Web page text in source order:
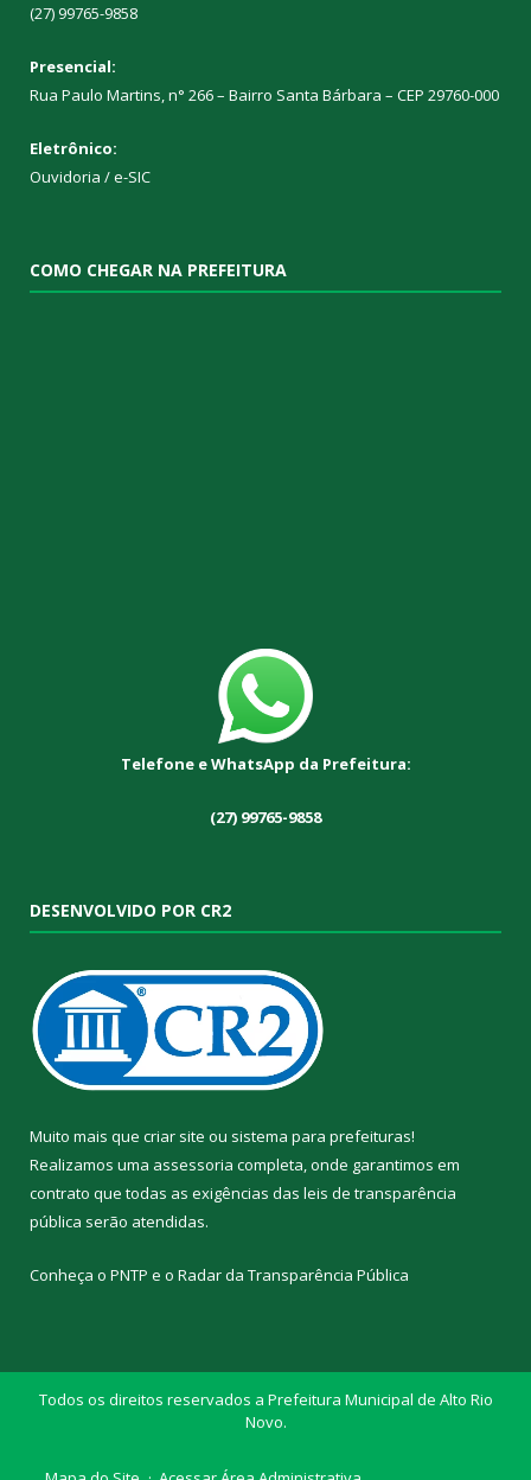
(27) 99765-9858
Presencial:
Rua Paulo Martins, n° 266 – Bairro Santa Bárbara – CEP 29760-000
Eletrônico:
Ouvidoria /e-SIC
COMO CHEGAR NA PREFEITURA
Telefone e WhatsApp da Prefeitura:
(27) 99765-9858
DESENVOLVIDO POR CR2
Muito mais que criar site ou sistema para prefeituras!
Realizamos uma assessoria completa, onde garantimos em
contrato que todas as exigências das leis de transparência
pública serão atendidas.
Conheça o PNTP e o Radar da Transparência Pública
Todos os direitos reservados a Prefeitura Municipal de Alto Rio
Novo.